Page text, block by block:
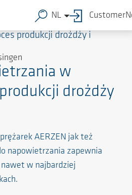
odpowiednich dmuchaw
produkcji drożdży i
w
drożdży
AERZEN jak też
napowietrzania zapewnia
w najbardziej
NL